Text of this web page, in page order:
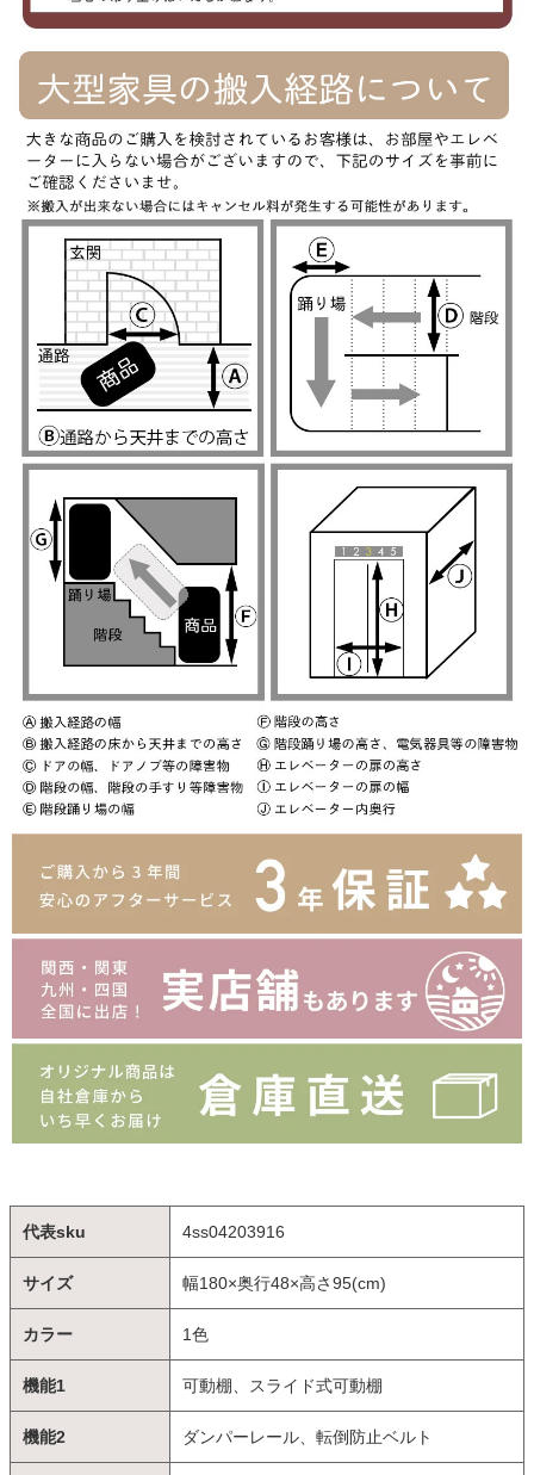
代表sku 4ss04203916
サイズ 幅180×奥行48×高さ95(cm)
カラー 1色
機能1 可動棚、スライド式可動棚
機能2 ダンパーレール、転倒防止ベルト